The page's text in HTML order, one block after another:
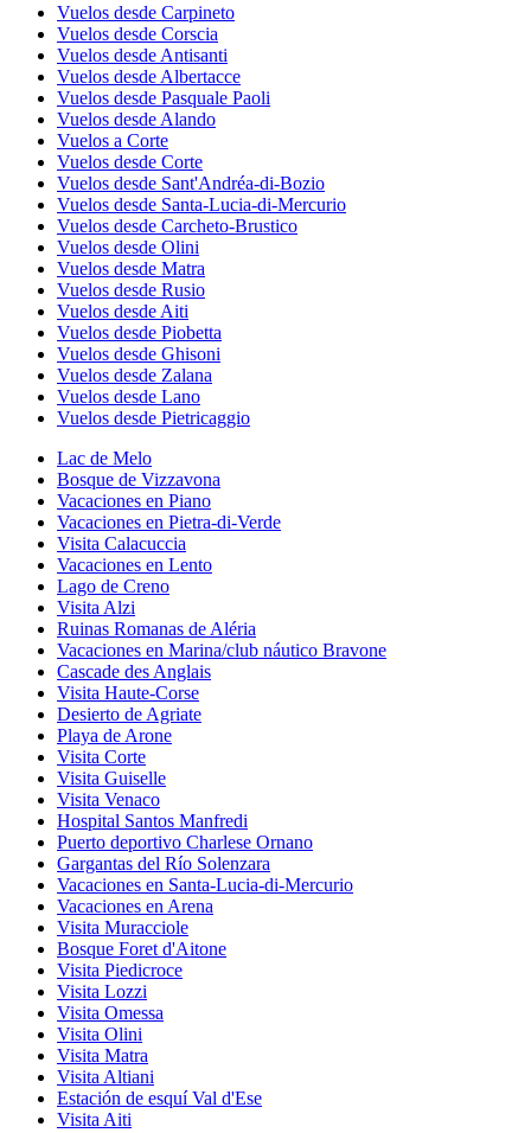
Vuelos desde Carpineto
Vuelos desde Corscia
Vuelos desde Antisanti
Vuelos desde Albertacce
Vuelos desde Pasquale Paoli
Vuelos desde Alando
Vuelos a Corte
Vuelos desde Corte
Vuelos desde Sant'Andréa-di-Bozio
Vuelos desde Santa-Lucia-di-Mercurio
Vuelos desde Carcheto-Brustico
Vuelos desde Olini
Vuelos desde Matra
Vuelos desde Rusio
Vuelos desde Aiti
Vuelos desde Piobetta
Vuelos desde Ghisoni
Vuelos desde Zalana
Vuelos desde Lano
Vuelos desde Pietricaggio
Lac de Melo
Bosque de Vizzavona
Vacaciones en Piano
Vacaciones en Pietra-di-Verde
Visita Calacuccia
Vacaciones en Lento
Lago de Creno
Visita Alzi
Ruinas Romanas de Aléria
Vacaciones en Marina/club náutico Bravone
Cascade des Anglais
Visita Haute-Corse
Desierto de Agriate
Playa de Arone
Visita Corte
Visita Guiselle
Visita Venaco
Hospital Santos Manfredi
Puerto deportivo Charlese Ornano
Gargantas del Río Solenzara
Vacaciones en Santa-Lucia-di-Mercurio
Vacaciones en Arena
Visita Muracciole
Bosque Foret d'Aitone
Visita Piedicroce
Visita Lozzi
Visita Omessa
Visita Olini
Visita Matra
Visita Altiani
Estación de esquí Val d'Ese
Visita Aiti